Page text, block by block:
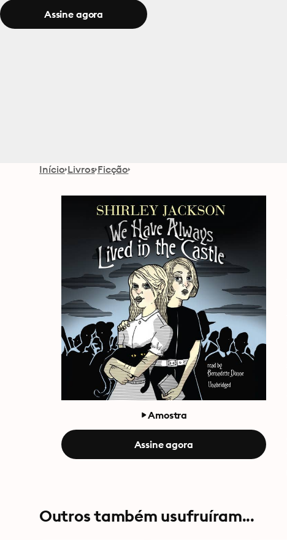
Assine agora
Início Livros Ficção
Amostra
Assine agora
Outros também usufruíram...